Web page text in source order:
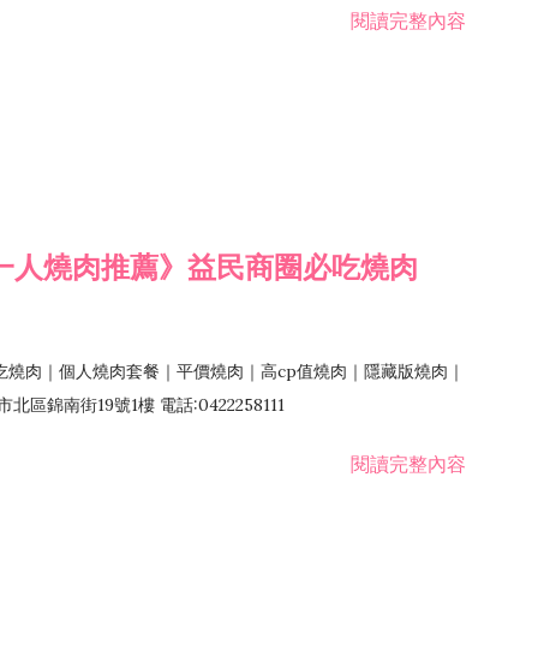
閱讀完整內容
人燒肉推薦》益民商圈必吃燒肉
肉｜個人燒肉套餐｜平價燒肉｜高cp值燒肉｜隱藏版燒肉｜
區錦南街19號1樓 電話:0422258111
閱讀完整內容